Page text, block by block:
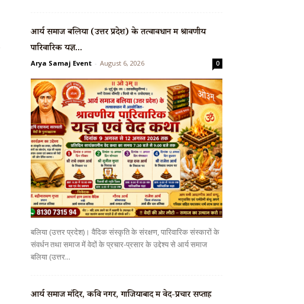
आर्य समाज बलिया (उत्तर प्रदेश) के तत्वावधान में श्रावणीय
पारिवारिक यज्ञ...
Arya Samaj Event - August 6, 2026 0
बलिया (उत्तर प्रदेश)। वैदिक संस्कृति के संरक्षण, पारिवारिक संस्कारों के
संवर्धन तथा समाज में वेदों के प्रचार-प्रसार के उद्देश्य से आर्य समाज
बलिया (उत्तर...
आर्य समाज मंदिर, कवि नगर, गाजियाबाद में वेद-प्रचार सप्ताह